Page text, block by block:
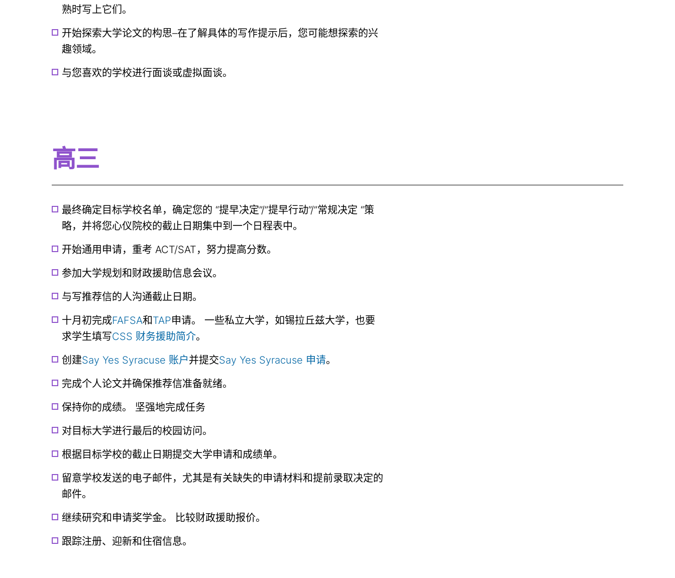
熟时写上它们。
开始探索大学论文的构思–在了解具体的写作提示后，您可能想探索的兴
趣领域。
与您喜欢的学校进行面谈或虚拟面谈。
高三
最终确定目标学校名单，确定您的 “提早决定”/”提早行动”/”常规决定 “策
略，并将您心仪院校的截止日期集中到一个日程表中。
开始通用申请，重考 ACT/SAT，努力提高分数。
参加大学规划和财政援助信息会议。
与写推荐信的人沟通截止日期。
十月初完成FAFSA和TAP申请。 一些私立大学，如锡拉丘兹大学，也要
求学生填写CSS 财务援助简介。
创建Say Yes Syracuse 账户并提交Say Yes Syracuse 申请。
完成个人论文并确保推荐信准备就绪。
保持你的成绩。 坚强地完成任务
对目标大学进行最后的校园访问。
根据目标学校的截止日期提交大学申请和成绩单。
留意学校发送的电子邮件，尤其是有关缺失的申请材料和提前录取决定的
邮件。
继续研究和申请奖学金。 比较财政援助报价。
跟踪注册、迎新和住宿信息。